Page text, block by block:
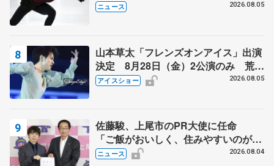
ニュース 2026.08.05
山本草太「フレンズオンアイス」出演
決定 8月28日（金）2公演のみ 荒川
静香さんプロデュース、20周年のアイ
アイスショー 2026.08.05
佐藤駿、上尾市のPR大使に任命
「ご飯がおいしく、住みやすいのが魅
力」
ニュース 2026.08.04